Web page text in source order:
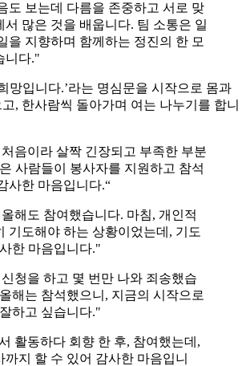
도 보는데 다름을 존중하고 서로 맞
서 많은 것을 배웁니다. 팀 소통은 일
을 지향하며 함께하는 정진의 한 모
니다."
망입니다.’라는 명심문을 시작으로 몸과
, 한사람씩 돌아가며 여는 나누기를 합니
음이라 살짝 긴장되고 부족한 부분
사람들이 봉사자를 지원하고 참석
사한 마음입니다.“
해도 참여했습니다. 마침, 개인적
기도해야 하는 상황이었는데, 기도
한 마음입니다."
청을 하고 몇 번만 나와 죄송했습
해는 참석했으니, 지금의 시작으로
하고 싶습니다."
활동하다 회향 한 후, 참여했는데,
까지 할 수 있어 감사한 마음입니